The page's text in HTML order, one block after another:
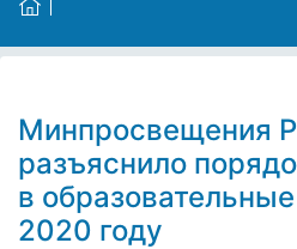
Минпросвещения
разъяснило
в
2020 году